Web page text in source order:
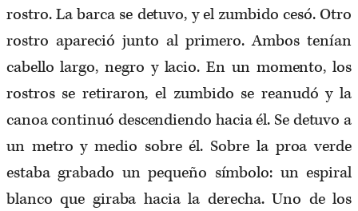
rostro. La barca se detuvo, y el zumbido cesó. Otro
rostro apareció junto al primero. Ambos tenían
cabello largo, negro y lacio. En un momento, los
rostros se retiraron, el zumbido se reanudó y la
canoa continuó descendiendo hacia él. Se detuvo a
un metro y medio sobre él. Sobre la proa verde
estaba grabado un pequeño símbolo: un espiral
blanco que giraba hacia la derecha. Uno de los